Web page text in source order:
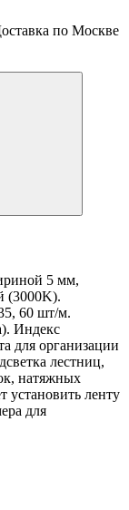
по Москве
5 мм,
(3000K).
60 шт/м.
Индекс
для организации
лестниц,
натяжных
установить ленту
для